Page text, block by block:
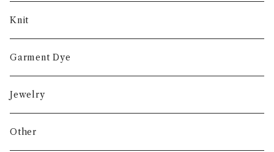
Knit
Garment Dye
Jewelry
Other